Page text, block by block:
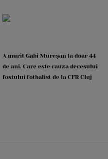
A murit Gabi Mureșan la doar 44
de ani. Care este cauza decesului
fostului fotbalist de la CFR Cluj